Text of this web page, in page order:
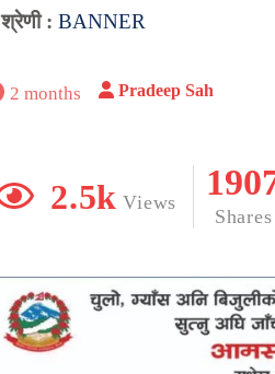
श्रेणी : BANNER
2 months Pradeep Sah
2.5k Views
Shares